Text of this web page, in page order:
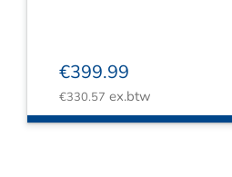
€399.99
€330.57 ex.btw